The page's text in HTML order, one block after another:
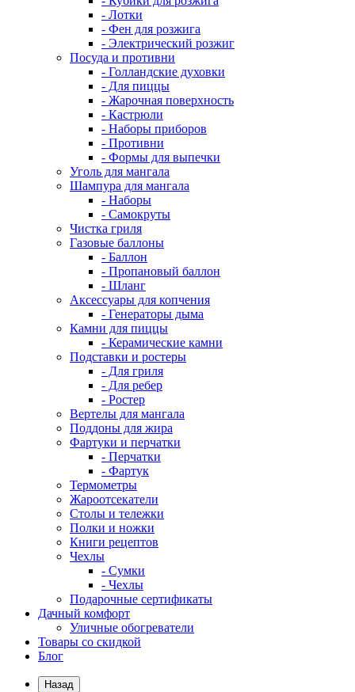
- Лотки
- Фен для розжига
- Электрический розжиг
Посуда и противни
- Голландские духовки
- Для пиццы
- Жарочная поверхность
- Кастрюли
- Наборы приборов
- Противни
- Формы для выпечки
Уголь для мангала
Шампура для мангала
- Наборы
- Самокруты
Чистка гриля
Газовые баллоны
- Баллон
- Пропановый баллон
- Шланг
Аксессуары для копчения
- Генераторы дыма
Камни для пиццы
- Керамические камни
Подставки и ростеры
- Для гриля
- Для ребер
- Ростер
Вертелы для мангала
Поддоны для жира
Фартуки и перчатки
- Перчатки
- Фартук
Термометры
Жароотсекатели
Столы и тележки
Полки и ножки
Книги рецептов
Чехлы
- Сумки
- Чехлы
Подарочные сертификаты
Дачный комфорт
Уличные обогреватели
Товары со скидкой
Блог
Назад